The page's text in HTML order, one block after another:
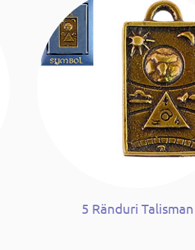
5 Ränduri Talisman